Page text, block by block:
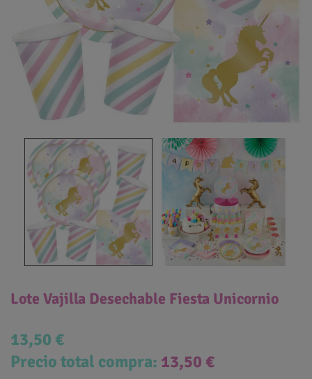
Lote Vajilla Desechable Fiesta Unicornio
13,50 €
Precio total compra: 13,50 €